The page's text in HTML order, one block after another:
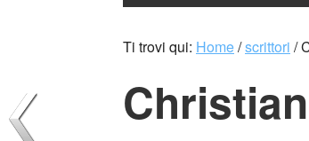
Ti trovi qui: Home/scrittori /